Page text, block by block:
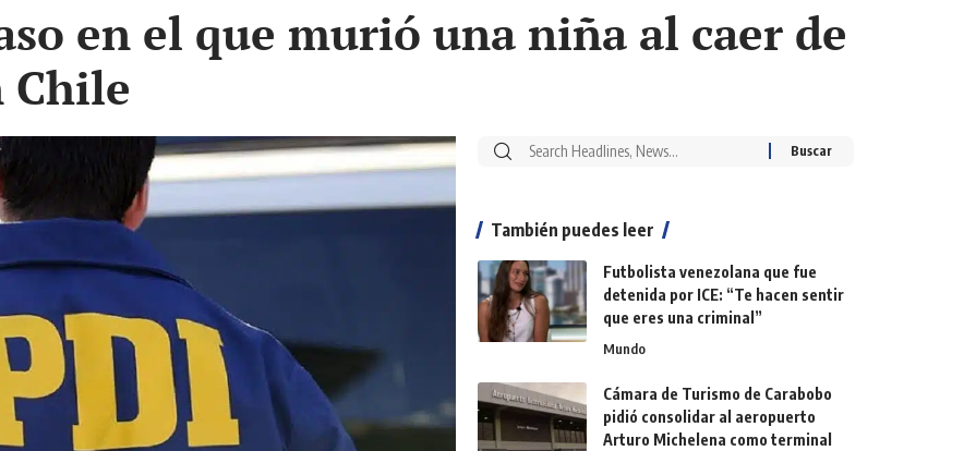
en el que murió una niña al caer de
Chile
También puedes leer
Futbolista venezolana que fue
detenida por ICE: “Te hacen sentir
que eres una criminal”
Mundo
Cámara de Turismo de Carabobo
pidió consolidar al aeropuerto
Arturo Michelena como terminal